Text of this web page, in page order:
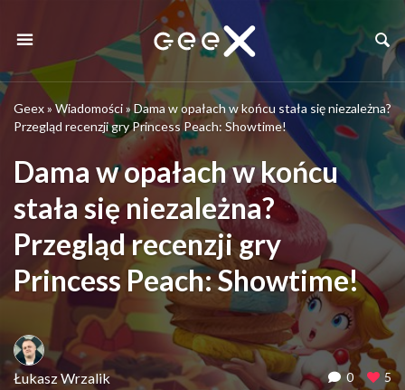
Geex»Wiadomości»Dama w opałach w końcu stała się niezależna?
Przegląd recenzji gry Princess Peach: Showtime!
Dama w opałach w końcu
stała się niezależna?
Przegląd recenzji gry
Princess Peach: Showtime!
Łukasz Wrzalik 0 5